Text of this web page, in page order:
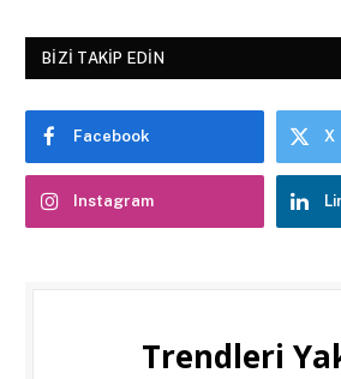
BIZI TAKIP EDIN
Facebook X
Instagram
Trendleri